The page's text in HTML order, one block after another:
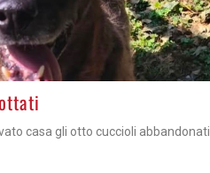
casa gli otto cuccioli abbandonati